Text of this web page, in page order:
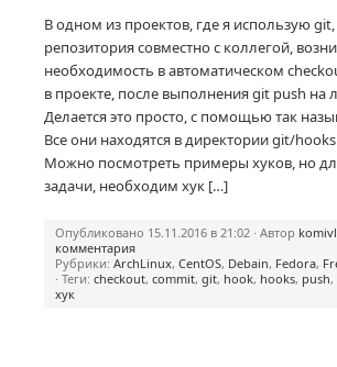
В одном из проектов, где я использую git,
репозитория совместно с коллегой,
необходимость в автоматическом
в проекте, после выполнения git push на
Делается это просто, с помощью так
Все они находятся в директории git/
Можно посмотреть примеры хуков, но
задачи, необходим хук […]
Опубликовано 15.11.2016 в 21:02 · Автор
комментария
Рубрики: ArchLinux, CentOS, Debain, Fedora,
· Теги: checkout, commit, git, hook, hooks, push,
хук